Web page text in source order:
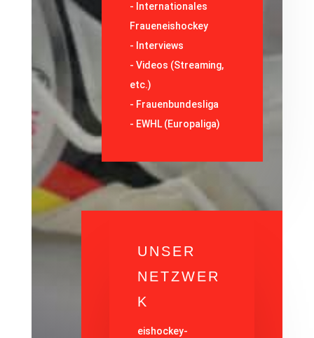
- Internationales
Fraueneishockey
- Interviews
-Videos (Streaming,
etc.)
- Frauenbundesliga
- EWHL (Europaliga)
UNSER
NETZWER
K
eishockey-